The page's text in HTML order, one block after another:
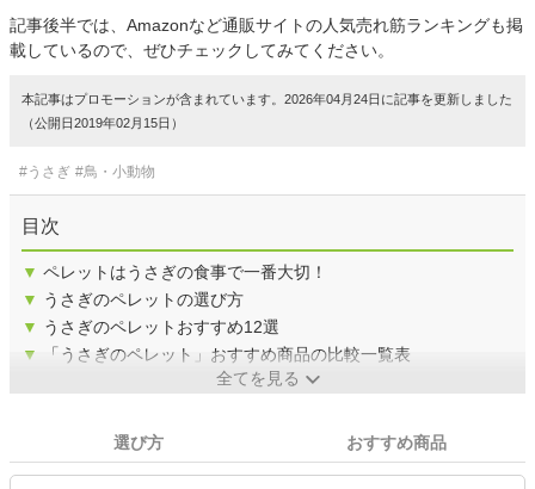
記事後半では、Amazonなど通販サイトの人気売れ筋ランキングも掲
載しているので、ぜひチェックしてみてください。
本記事はプロモーションが含まれています。2026年04月24日に記事を更新しました
（公開日2019年02月15日）
#うさぎ #鳥・小動物
目次
▼ ペレットはうさぎの食事で一番大切！
▼ うさぎのペレットの選び方
▼ うさぎのペレットおすすめ12選
▼
「うさぎのペレット」おすすめ商品の比較一覧表
全てを見る
選び方 おすすめ商品